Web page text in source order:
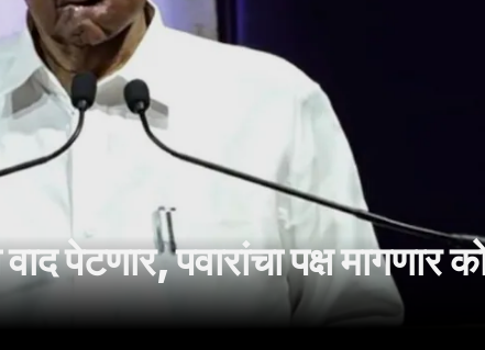
पेटणार, पवारांचा पक्ष मागणार